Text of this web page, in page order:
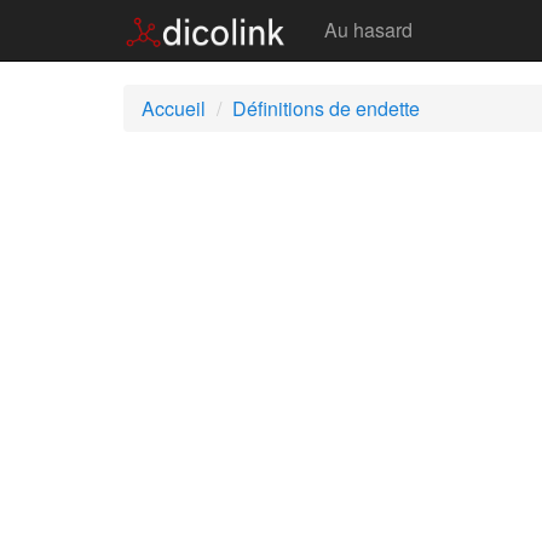
Au hasard
Accueil Définitions de endette
Endette